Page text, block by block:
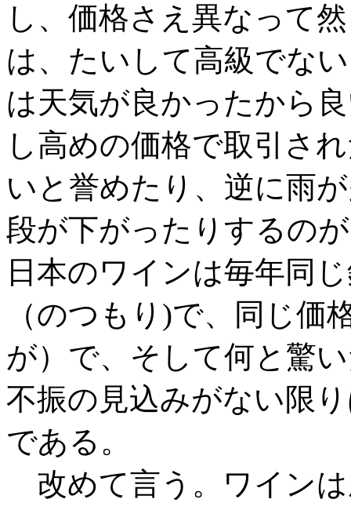
し、価格さえ異なって
は、たいして高級でな
は天気が良かったから
し高めの価格で取引さ
いと誉めたり、逆に雨
段が下がったりするの
日本のワインは毎年同
（のつもり)で、同じ価
が）で、そして何と驚
不振の見込みがない限
である。
改めて言う。ワイン